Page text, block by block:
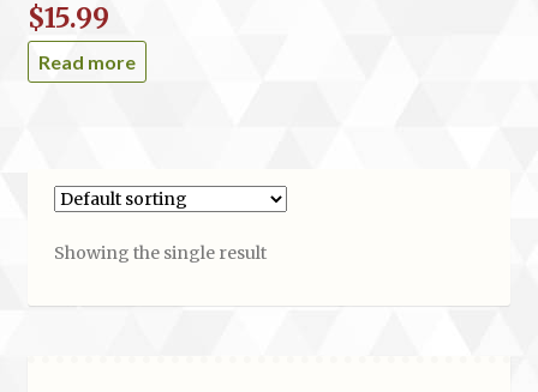
$15.99
Read more
Showing the single result